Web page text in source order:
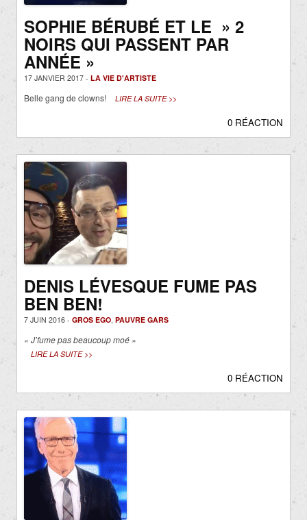
SOPHIE BÉRUBÉ ET LE » 2
NOIRS QUI PASSENT PAR
ANNÉE »
17 JANVIER 2017 - LA VIE D'ARTISTE
Belle gang de clowns! LIRE LA SUITE >>
0 RÉACTION
DENIS LÉVESQUE FUME PAS
BEN BEN!
7 JUIN 2016 - GROS EGO, PAUVRE GARS
« J’fume pas beaucoup moé »
LIRE LA SUITE >>
0 RÉACTION